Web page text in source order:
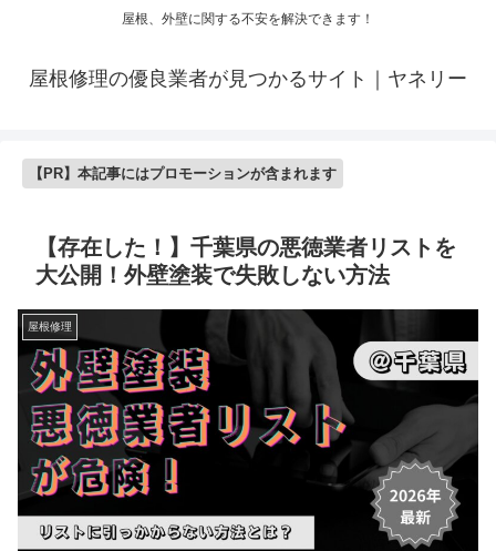
屋根、外壁に関する不安を解決できます！
屋根修理の優良業者が見つかるサイト｜ヤネリー
【PR】本記事にはプロモーションが含まれます
【存在した！】千葉県の悪徳業者リストを
大公開！外壁塗装で失敗しない方法
屋根修理